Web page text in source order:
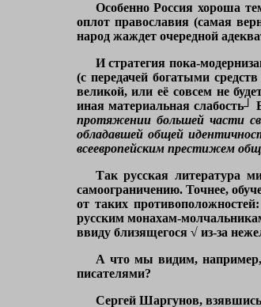
Особенно Россия хороша
оплот православия (самая
народ жаждет очередной
И стратегия пока-
(с передачей богатыми
великой, или её совсем не
иная материальная
протяжении большей части
обладавшей общей
всеевропейским престижем
Так русская литература
самоограничению. Точнее,
от таких
русским монахам-
ввиду близящегося √ из-за
А что мы видим,
писателями?
Сергей Шаргунов, взявшись